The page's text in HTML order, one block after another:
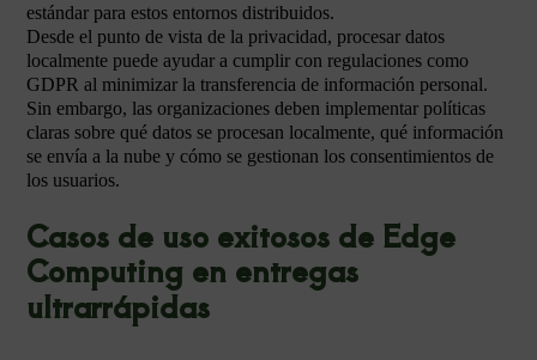
estándar para estos entornos distribuidos.
Desde el punto de vista de la privacidad, procesar datos
localmente puede ayudar a cumplir con regulaciones como
GDPR al minimizar la transferencia de información personal.
Sin embargo, las organizaciones deben implementar políticas
claras sobre qué datos se procesan localmente, qué información
se envía a la nube y cómo se gestionan los consentimientos de
los usuarios.
Casos de uso exitosos de Edge
Computing en entregas
ultrarrápidas